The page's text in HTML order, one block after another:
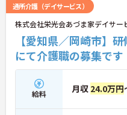
通所介護（デイサービス）
株式会社栄光会あづま家デイサー
【愛知県／岡崎市】
にて介護職の募集で
給料 月収 24.0万円